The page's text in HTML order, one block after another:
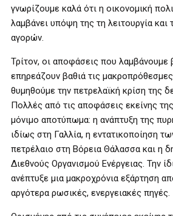
γνωρίζουμε καλά ότι η οικονομική
λαμβάνει υπόψη της τη λειτουργία και
αγορών.
Τρίτον, οι αποφάσεις που
επηρεάζουν βαθιά τις μακροπρόθεσμες
θυμηθούμε την πετρελαϊκή κρίση της
Πολλές από τις αποφάσεις εκείνης
μόνιμο αποτύπωμα: η ανάπτυξη της
ιδίως στη Γαλλία, η εντατικοποίηση
πετρέλαιο στη Βόρεια Θάλασσα και η
Διεθνούς Οργανισμού Ενέργειας. Την
ανέπτυξε μια μακροχρόνια εξάρτηση
αργότερα ρωσικές, ενεργειακές πηγές.